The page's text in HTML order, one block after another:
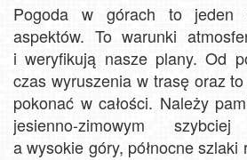
Pogoda w górach to jeden
aspektów. To warunki
i weryfikują nasze plany. Od
czas wyruszenia w trasę oraz
pokonać w całości. Należy
jesienno-zimowym
a wysokie góry, północne